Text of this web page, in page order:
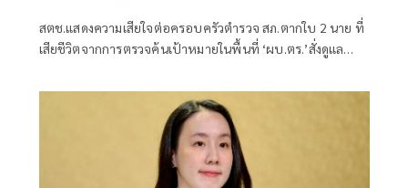
สตช.แสดงความเสียใจต่อครอบครัวตำรวจ สภ.ตากใบ 2 นาย ที่
เสียชีวิตจากการตรวจค้นเป้าหมายในพื้นที่ ‘ผบ.ตร.’สั่งดูแล
จากเหตุดังกล่าว